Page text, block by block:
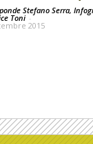
Stefano Serra,
Toni -
2015